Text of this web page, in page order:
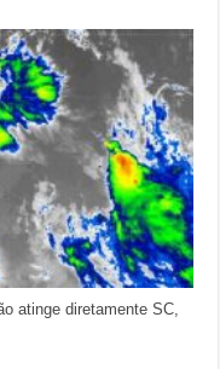
atinge diretamente SC,